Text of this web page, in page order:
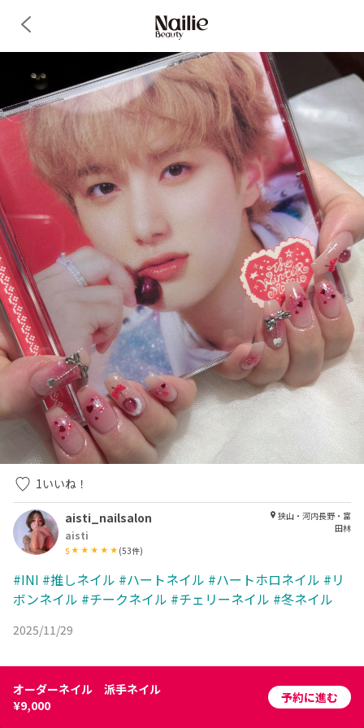
1いいね！
aisti_nailsalon
aisti
5 (53件)
狭山・河内長野・富
田林
#INI #推しネイル #ハートネイル #ハートホロネイル #リ
ボンネイル #チークネイル #チェリーネイル #冬ネイル
2025/11/29
オーダーネイル 派手ネイル
¥9,000
予約に進む